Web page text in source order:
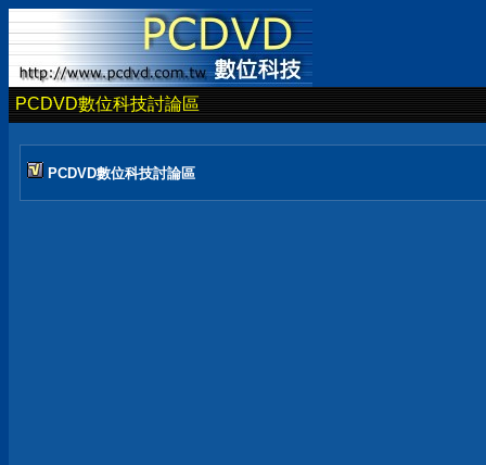
PCDVD數位科技討論區
PCDVD數位科技討論區